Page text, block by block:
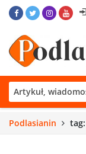
Podlasianin